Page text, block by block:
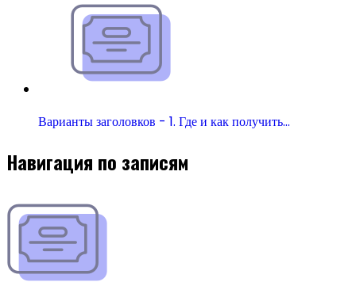
Варианты заголовков - 1. Где и как получить…
Навигация по записям